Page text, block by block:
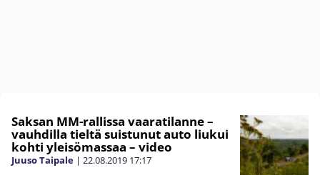
Saksan MM-rallissa vaaratilanne –
vauhdilla tieltä suistunut auto liukui
kohti yleisömassaa – video
Juuso Taipale | 22.08.2019 17:17